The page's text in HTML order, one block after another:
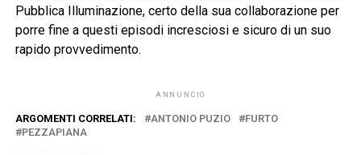
Pubblica Illuminazione, certo della sua collaborazione per
porre fine a questi episodi incresciosi e sicuro di un suo
rapido provvedimento.
ANNUNCIO
ARGOMENTI CORRELATI: ANTONIO PUZIO
FURTO
PEZZAPIANA